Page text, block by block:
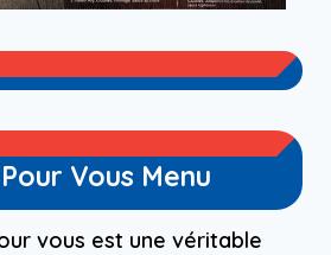
Vous Menu
vous est une véritable